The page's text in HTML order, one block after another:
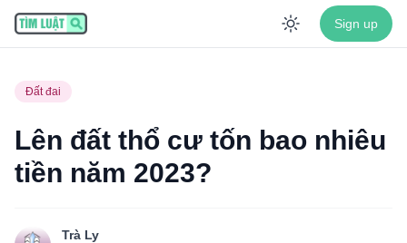
Enable
Sign up
Đất đai
Lên đất thổ cư tốn bao nhiêu
tiền năm 2023?
Trà Ly